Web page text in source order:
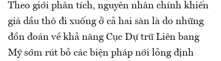
Theo giới phân tích, nguyên nhân chính khiến
giá dầu thô đi xuống ở cả hai sàn là do những
đồn đoán về khả năng Cục Dự trữ Liên bang
Mỹ sớm rút bỏ các biện pháp nới lỏng định